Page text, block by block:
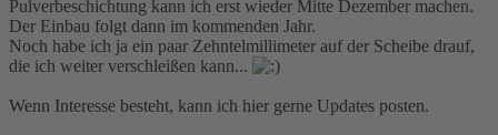
Pulverbeschichtung kann ich erst wieder Mitte Dezember machen.
Der Einbau folgt dann im kommenden Jahr.
Noch habe ich ja ein paar Zehntelmillimeter auf der Scheibe drauf,
die ich weiter verschleißen kann...
Wenn Interesse besteht, kann ich hier gerne Updates posten.